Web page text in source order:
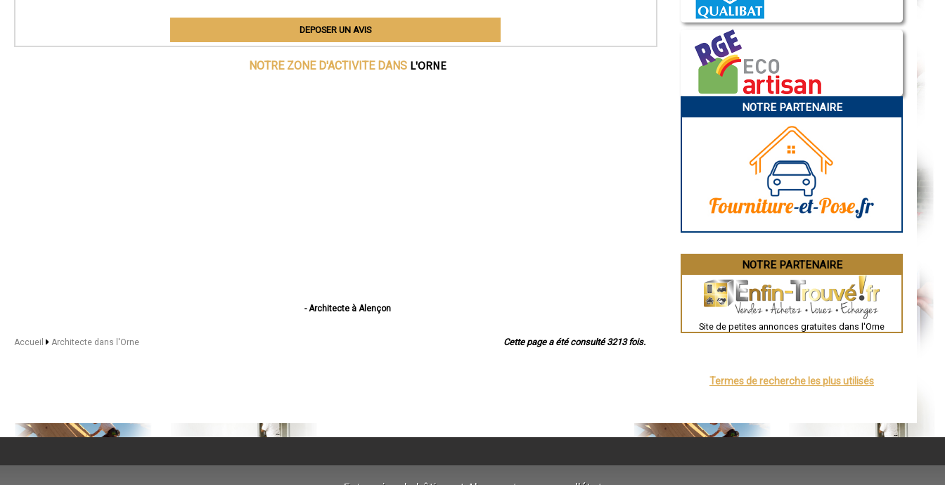
DEPOSER UN AVIS
NOTRE ZONE D'ACTIVITE DANS L'ORNE
- Architecte à Alençon
- Architecte à Saint-Germain-du-Corbéis
- Architecte à Saint-Georges-des-Groseillers
Cette page a été consulté 3213 fois.
Accueil Architecte dans l'Orne
NOTRE PARTENAIRE
NOTRE PARTENAIRE
Site de petites annonces gratuites dans l'Orne
Termes de recherche les plus utilisés